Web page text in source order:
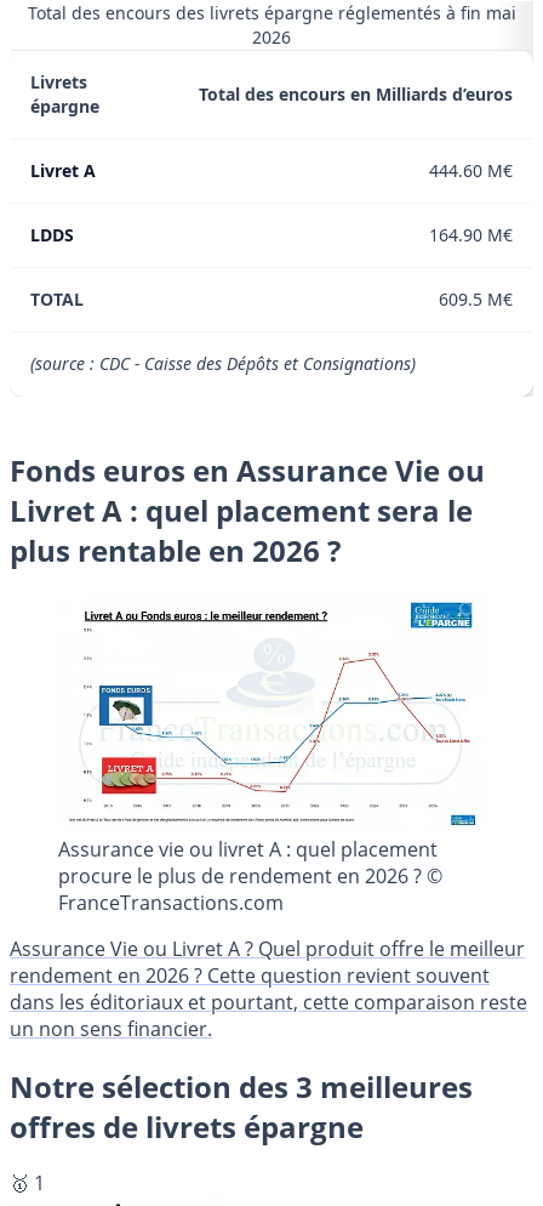
Total des encours des livrets épargne réglementés à fin mai
2026
Livrets
épargne
Total des encours en Milliards d’euros
Livret A 444.60 M€
LDDS 164.90 M€
TOTAL 609.5 M€
(source : CDC - Caisse des Dépôts et Consignations)
Fonds euros en Assurance Vie ou
Livret A : quel placement sera le
plus rentable en 2026 ?
Assurance vie ou livret A : quel placement
procure le plus de rendement en 2026 ? ©
FranceTransactions.com
Assurance Vie ou Livret A ? Quel produit offre le meilleur
rendement en 2026 ? Cette question revient souvent
dans les éditoriaux et pourtant, cette comparaison reste
un non sens financier.
Notre sélection des 3 meilleures
offres de livrets épargne
🥇 1